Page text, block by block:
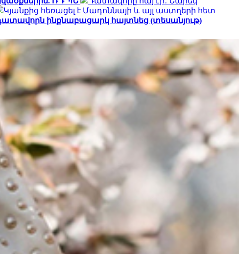
Կյանքից հեռացել է Մադոննայի և այլ աստղերի հետ
ինքնաբացարկ հայտնեց (տեսանյութ)